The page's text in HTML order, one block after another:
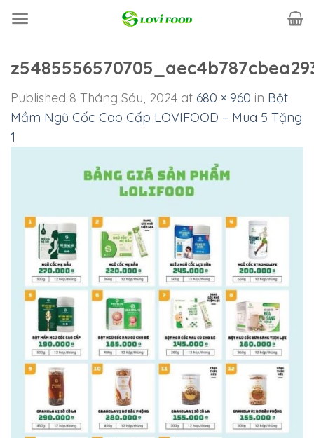
Published 8 Tháng Sáu, 2024 at 680 × 960 in Bột
Mầm Ngũ Cốc Cao Cấp LOVIFOOD – Mua 5 Tặng
1